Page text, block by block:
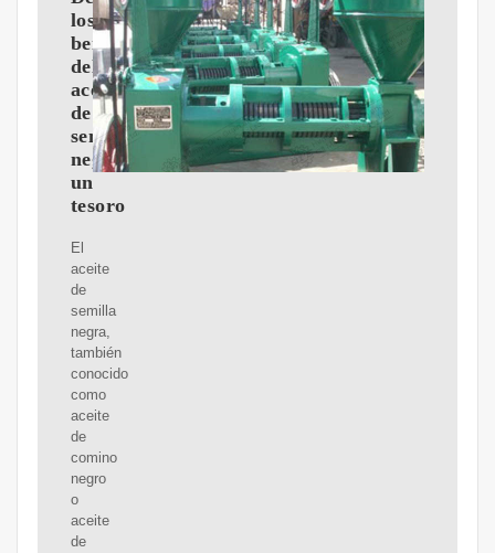
los
beneficios
del
aceite
de
semillas
negras:
un
tesoro
El
aceite
de
semilla
negra,
también
conocido
como
aceite
de
comino
negro
o
aceite
de